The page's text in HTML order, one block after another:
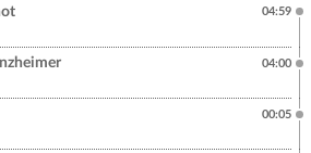
04:59
04:00
00:05